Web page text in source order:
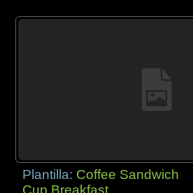
Plantilla: Coffee Sandwich
Cup Breakfast